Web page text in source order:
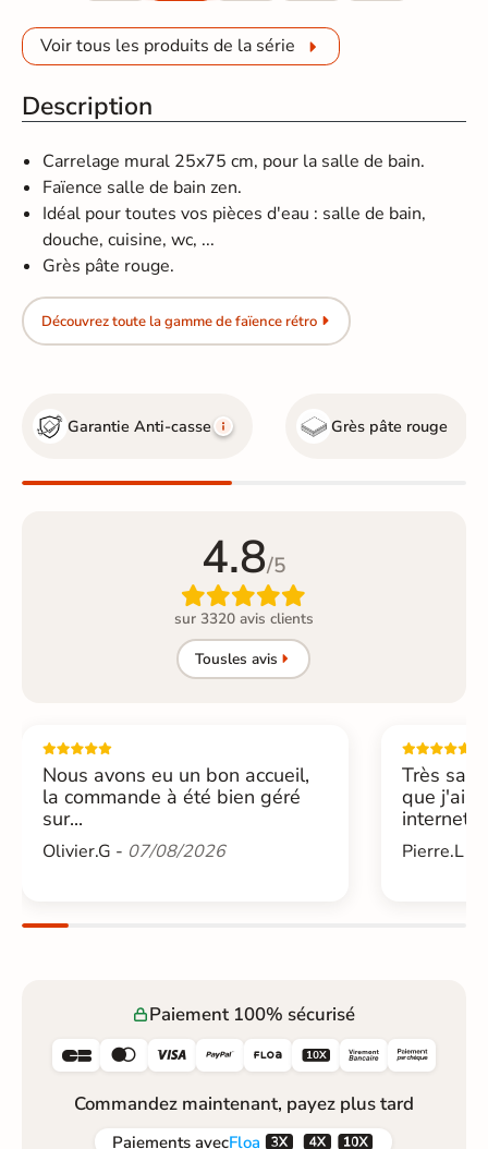
Voir tous les produits de la série
Description
Carrelage mural 25x75 cm, pour la salle de bain.
Faïence salle de bain zen.
Idéal pour toutes vos pièces d'eau : salle de bain,
douche, cuisine, wc, ...
Grès pâte rouge.
Découvrez toute la gamme de faïence rétro
Garantie Anti-casse Grès pâte rouge
4.8/5

sur 3320 avis clients
Tousles avis
Nous avons eu un bon accueil,
la commande à été bien géré
sur...
Olivier.G - 07/08/2026
Très
que j'ai
internet....
Pierre.L -
Paiement 100% sécurisé
     
Commandez maintenant, payez plus tard
Paiements avecFloa